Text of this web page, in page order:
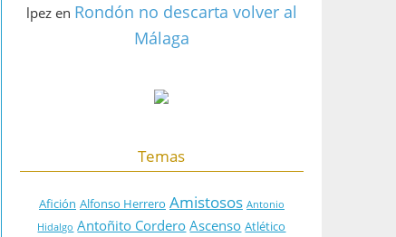
lpezen Rondón no descarta volver al
Málaga
Temas
Afición Alfonso Herrero Amistosos Antonio
Hidalgo Antoñito Cordero Ascenso Atlético